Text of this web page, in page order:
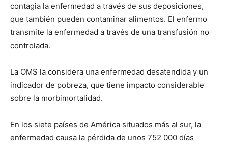
contagia la enfermedad a través de sus deposiciones,
que también pueden contaminar alimentos. El enfermo
transmite la enfermedad a través de una transfusión no
controlada.
La OMS la considera una enfermedad desatendida y un
indicador de pobreza, que tiene impacto considerable
sobre la morbimortalidad.
En los siete países de América situados más al sur, la
enfermedad causa la pérdida de unos 752 000 días